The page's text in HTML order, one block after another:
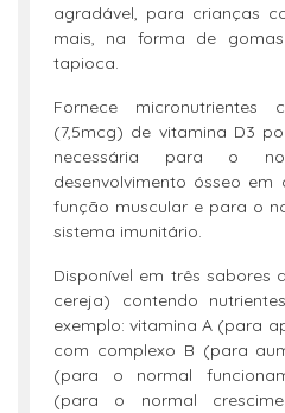
agradável, para crianças
mais, na forma de
tapioca.
Fornece micronutrientes
(7,5mcg) de vitamina D3
necessária para o
desenvolvimento ósseo
função muscular e para o
sistema imunitário.
Disponível em três sabores
cereja) contendo
exemplo: vitamina A (para
com complexo B (para
(para o normal
(para o normal